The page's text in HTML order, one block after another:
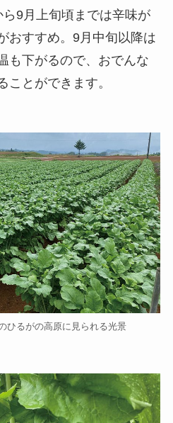
9月上旬頃までは辛味が
おすすめ。9月中旬以降は
も下がるので、おでんな
ことができます。
ひるがの高原に見られる光景